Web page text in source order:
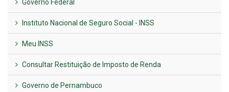
Governo Federal
Instituto Nacional de Seguro Social - INSS
Meu INSS
Consultar Restituição de Imposto de Renda
Governo de Pernambuco